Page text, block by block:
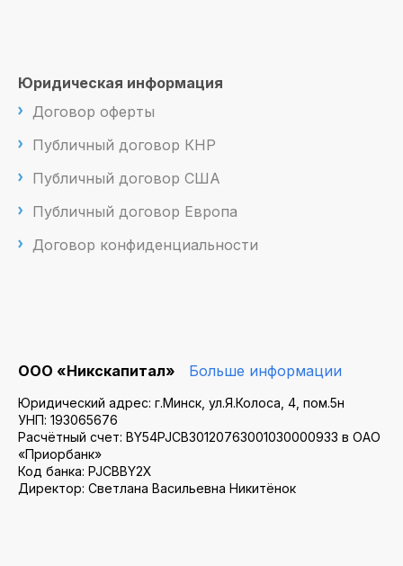
Юридическая информация
Договор оферты
Публичный договор КНР
Публичный договор США
Публичный договор Европа
Договор конфиденциальности
ООО «Никскапитал» Больше информации
Юридический адрес: г.Минск, ул.Я.Колоса, 4, пом.5н
УНП: 193065676
Расчётный счет: BY54PJCB30120763001030000933 в ОАО
«Приорбанк»
Код банка: PJCBBY2X
Директор: Светлана Васильевна Никитёнок